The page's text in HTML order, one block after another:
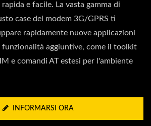
e facile. La vasta gamma di
case del modem 3G/GPRS ti
rapidamente nuove applicazioni
aggiuntive, come il toolkit
e comandi AT estesi per l'ambiente
INFORMARSI ORA